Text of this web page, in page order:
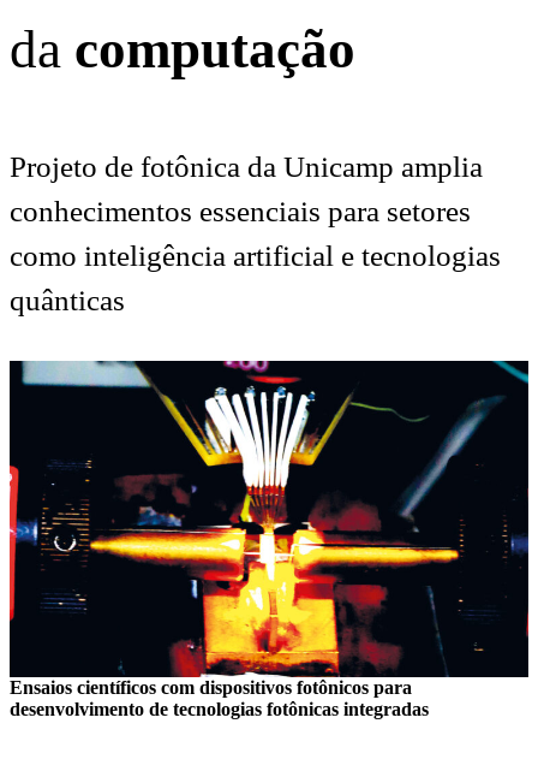
da computação
Projeto de fotônica da Unicamp amplia
conhecimentos essenciais para setores
como inteligência artificial e tecnologias
quânticas
Ensaios científicos com dispositivos fotônicos para
desenvolvimento de tecnologias fotônicas integradas